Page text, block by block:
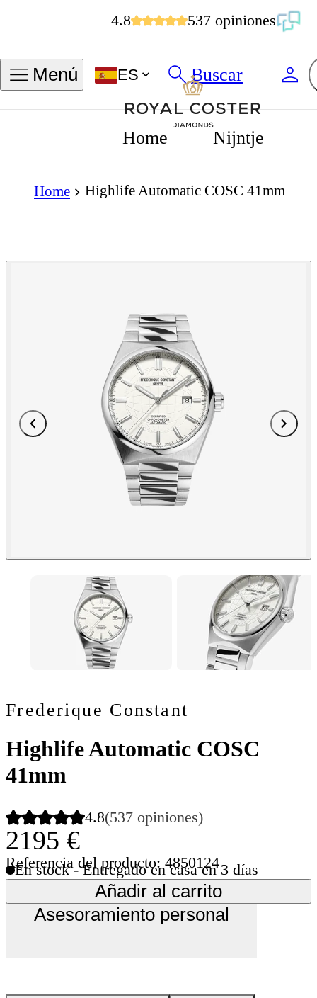
4.8 537 opiniones
Menú ES Buscar
Home Nijntje
Home Highlife Automatic COSC 41mm
Frederique Constant
Highlife Automatic COSC
41mm
4.8(537 opiniones)
2195 €
Referencia del producto: 4850124
En stock - Entregado en casa en 3 días
Añadir al carrito
Asesoramiento personal